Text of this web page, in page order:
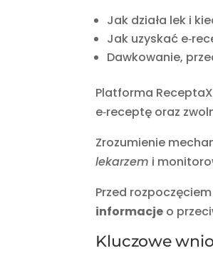
Jak działa lek i
Jak uzyskać
Dawkowanie,
Platforma
e‑receptę oraz
Zrozumienie
lekarzem i
Przed
informacje o
Kluczowe